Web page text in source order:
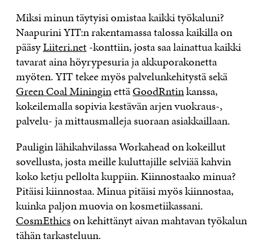
Miksi minun täytyisi omistaa kaikki työkaluni?
Naapurini YIT:n rakentamassa talossa kaikilla on
pääsyLiiteri.net-konttiin, josta saa lainattua kaikki
tavarat aina höyrypesuria ja akkuporakonetta
myöten. YIT tekee myös palvelunkehitystä sekä
Green Coal MininginettäGoodRntinkanssa,
kokeilemalla sopivia kestävän arjen vuokraus-,
palvelu- ja mittausmalleja suoraan asiakkaillaan.
Pauligin lähikahvilassa Workahead on kokeillut
sovellusta, josta meille kuluttajille selviää kahvin
koko ketju pellolta kuppiin. Kiinnostaako minua?
Pitäisi kiinnostaa. Minua pitäisi myös kiinnostaa,
kuinka paljon muovia on kosmetiikassani.
CosmEthicson kehittänyt aivan mahtavan työkalun
tähän tarkasteluun.